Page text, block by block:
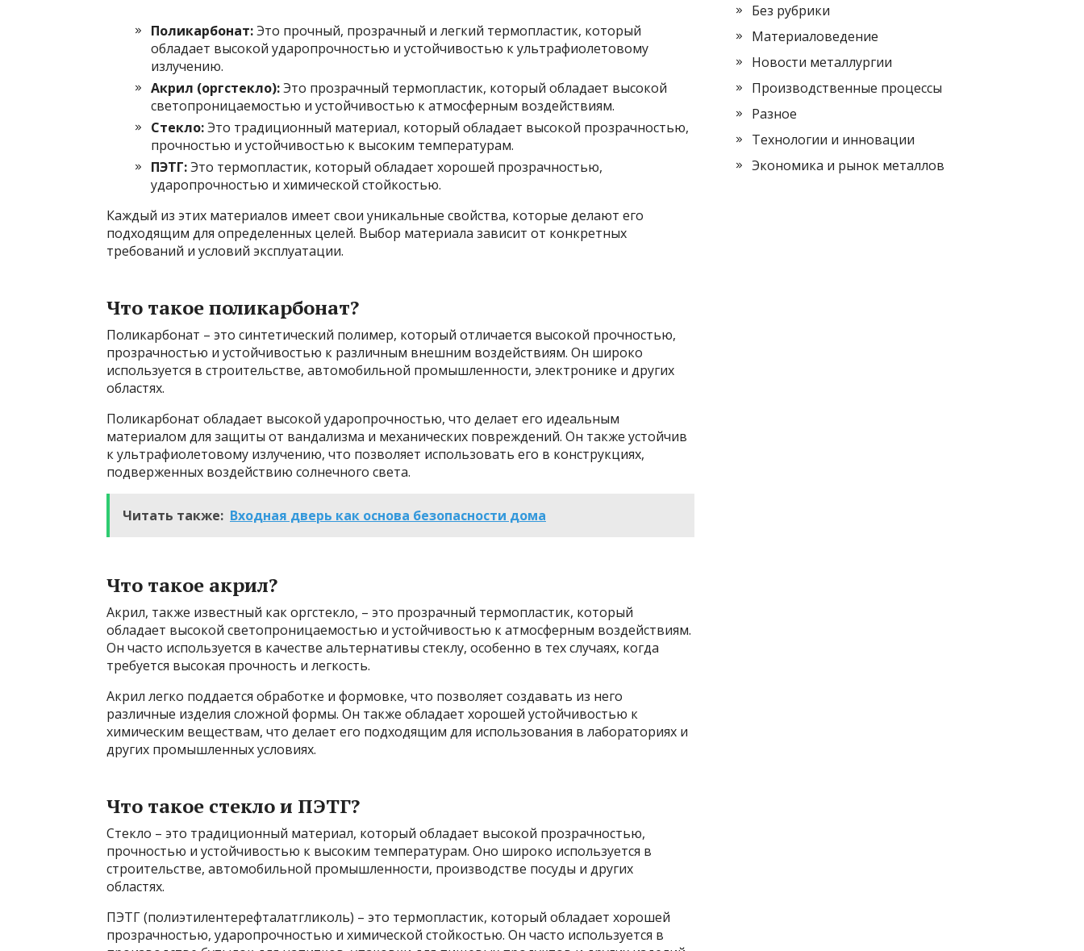
Поликарбонат:Это прочный, прозрачный и легкий термопластик, который
обладает высокой ударопрочностью и устойчивостью к ультрафиолетовому
излучению.
Акрил (оргстекло):Это прозрачный термопластик, который обладает высокой
светопроницаемостью и устойчивостью к атмосферным воздействиям.
Стекло:Это традиционный материал, который обладает высокой прозрачностью,
прочностью и устойчивостью к высоким температурам.
ПЭТГ:Это термопластик, который обладает хорошей прозрачностью,
ударопрочностью и химической стойкостью.
Каждый из этих материалов имеет свои уникальные свойства, которые делают его
подходящим для определенных целей. Выбор материала зависит от конкретных
требований и условий эксплуатации.
Что такое поликарбонат?
Поликарбонат – это синтетический полимер, который отличается высокой прочностью,
прозрачностью и устойчивостью к различным внешним воздействиям. Он широко
используется в строительстве, автомобильной промышленности, электронике и других
областях.
Поликарбонат обладает высокой ударопрочностью, что делает его идеальным
материалом для защиты от вандализма и механических повреждений. Он также устойчив
к ультрафиолетовому излучению, что позволяет использовать его в конструкциях,
подверженных воздействию солнечного света.
Читать также: Входная дверь как основа безопасности дома
Что такое акрил?
Акрил, также известный как оргстекло, – это прозрачный термопластик, который
обладает высокой светопроницаемостью и устойчивостью к атмосферным воздействиям.
Он часто используется в качестве альтернативы стеклу, особенно в тех случаях, когда
требуется высокая прочность и легкость.
Акрил легко поддается обработке и формовке, что позволяет создавать из него
различные изделия сложной формы. Он также обладает хорошей устойчивостью к
химическим веществам, что делает его подходящим для использования в лабораториях и
других промышленных условиях.
Что такое стекло и ПЭТГ?
Стекло – это традиционный материал, который обладает высокой прозрачностью,
прочностью и устойчивостью к высоким температурам. Оно широко используется в
строительстве, автомобильной промышленности, производстве посуды и других
областях.
ПЭТГ (полиэтилентерефталатгликоль) – это термопластик, который обладает хорошей
прозрачностью, ударопрочностью и химической стойкостью. Он часто используется в
Без рубрики
Материаловедение
Новости металлургии
Производственные процессы
Разное
Технологии и инновации
Экономика и рынок металлов